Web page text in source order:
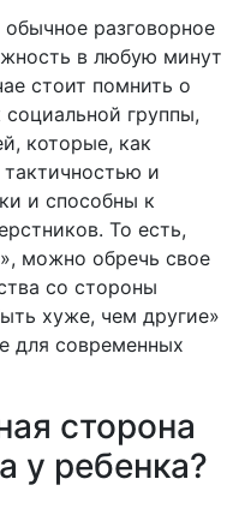
разговорное
в любую минут
стоит помнить о
группы,
которые, как
тактичностью и
и способны к
То есть,
можно обречь свое
со стороны
хуже, чем другие»
для современных
сторона
у ребенка?